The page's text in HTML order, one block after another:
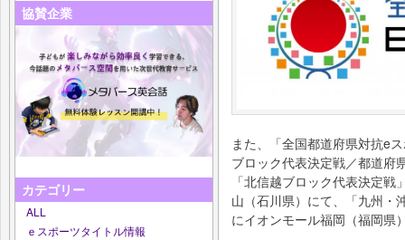
協賛企業
カテゴリー
ALL
ｅスポーツタイトル情報
また、「全国都道府県対抗e
ブロック代表決定戦／都道府
「北信越ブロック代表決定
山（石川県）にて、「九州・
にイオンモール福岡（福岡県